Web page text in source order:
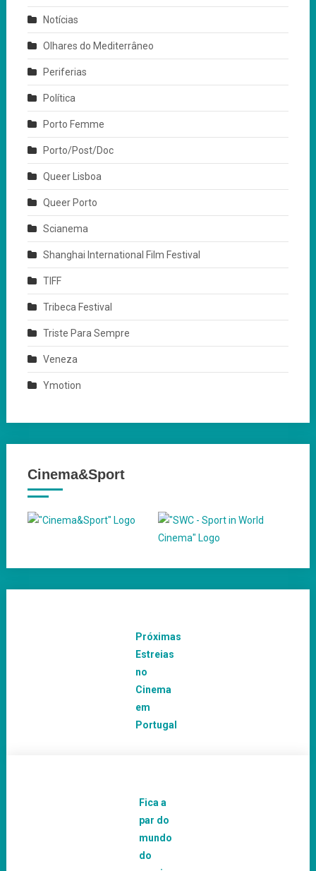
Notícias
Olhares do Mediterrâneo
Periferias
Política
Porto Femme
Porto/Post/Doc
Queer Lisboa
Queer Porto
Scianema
Shanghai International Film Festival
TIFF
Tribeca Festival
Triste Para Sempre
Veneza
Ymotion
Cinema&Sport
Próximas
Estreias
no
Cinema
em
Portugal
Fica a
par do
mundo
do